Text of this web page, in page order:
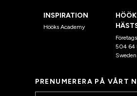
INSPIRATION
Hööks Academy
504 64
Sweden
PRENUMERERA PÅ VÅRT